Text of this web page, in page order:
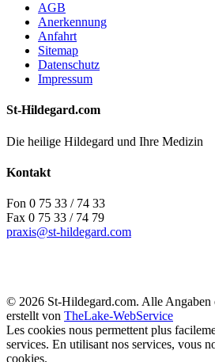
AGB
Anerkennung
Anfahrt
Sitemap
Datenschutz
Impressum
St-Hildegard.com
Die heilige Hildegard und Ihre Medizin
Kontakt
Fon 0 75 33 / 74 33
Fax 0 75 33 / 74 79
praxis@st-hildegard.com
© 2026 St-Hildegard.com. Alle Angaben
erstellt von TheLake-WebService
Les cookies nous permettent plus
services. En utilisant nos services, vous
cookies.